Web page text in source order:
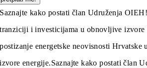
Saznajte kako postati član Udruženja
tranziciji i investicijama u obnovljive izvore
postizanje energetske neovisnosti Hrvatske
izvore energije.Saznajte kako postati član